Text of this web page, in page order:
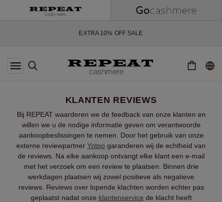
EXTRA 10% OFF SALE
*AANBIEDING IS GELDIG T/M 12 AUGUSTUS 2026
*UITZONDERINGEN KUNNEN VAN TOEPASSING ZIJN
SEIZOEN
EXTRA 10% OFF SALE
KLANTEN REVIEWS
Bij REPEAT waarderen we de feedback van onze klanten en
willen we u de nodige informatie geven om verantwoorde
aankoopbeslissingen te nemen. Door het gebruik van onze
externe reviewpartner Yotpo garanderen wij de echtheid van
de reviews. Na elke aankoop ontvangt elke klant een e-mail
met het verzoek om een review te plaatsen. Binnen drie
werkdagen plaatsen wij zowel positieve als negatieve
reviews. Reviews over lopende klachten worden echter pas
geplaatst nadat onze klantenservice de klacht heeft